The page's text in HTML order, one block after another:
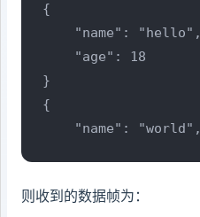
{
    "name": "hello",
    "age": 18
}
{
    "name": "world",
则收到的数据帧为：